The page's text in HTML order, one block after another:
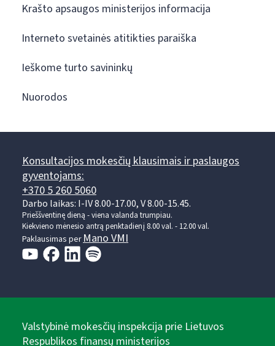
Krašto apsaugos ministerijos informacija
Interneto svetainės atitikties paraiška
Ieškome turto savininkų
Nuorodos
Konsultacijos mokesčių klausimais ir paslaugos
gyventojams:
+370 5 260 5060
Darbo laikas: I-IV 8.00-17.00, V 8.00-15.45.
Prieššventinę dieną - viena valanda trumpiau.
Kiekvieno mėnesio antrą penktadienį 8.00 val. - 12.00 val.
Paklausimas perMano VMI
Valstybinė mokesčių inspekcija prie Lietuvos
Respublikos finansų ministerijos